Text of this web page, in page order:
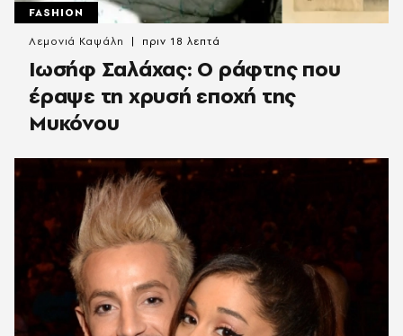
FASHION
Ιωσήφ Σαλάχας: Ο ράφτης που
έραψε τη χρυσή εποχή της
Μυκόνου
Λεμονιά Καψάλη πριν 18 λεπτά